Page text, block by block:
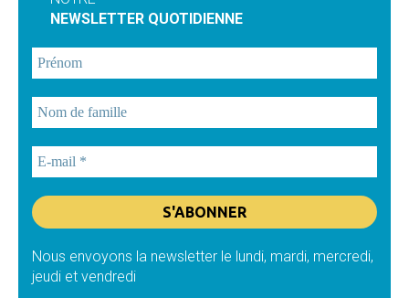
NEWSLETTER QUOTIDIENNE
Nous envoyons la newsletter le lundi, mardi, mercredi,
jeudi et vendredi